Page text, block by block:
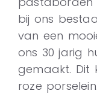
bij ons
van een
ons 30 jarig
gemaakt. Dit
roze